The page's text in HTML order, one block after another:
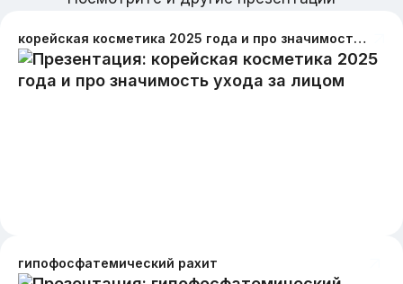
корейская косметика 2025 года и про значимость ухода за лицом
гипофосфатемический рахит